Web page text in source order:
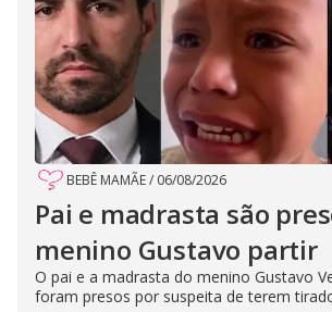
BEBÊ MAMÃE/ 06/08/2026
Pai e madrasta são
menino Gustavo partir
O pai e a madrasta do menino Gustavo
foram presos por suspeita de terem